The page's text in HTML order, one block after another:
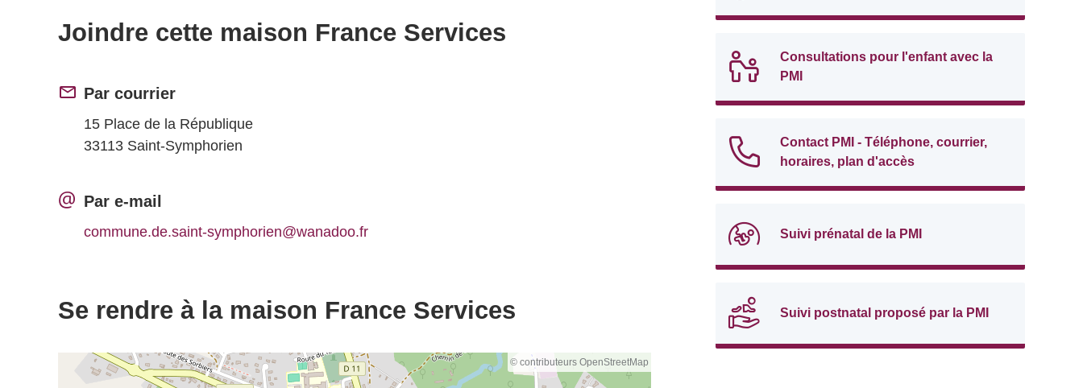
Joindre cette maison France Services
Par courrier
15 Place de la République
33113 Saint-Symphorien
Par e-mail
commune.de.saint-symphorien@wanadoo.fr
Se rendre à la maison France Services
© contributeurs OpenStreetMap
Consultations pour l'enfant avec la
PMI
Contact PMI - Téléphone, courrier,
horaires, plan d'accès
Suivi prénatal de la PMI
Suivi postnatal proposé par la PMI